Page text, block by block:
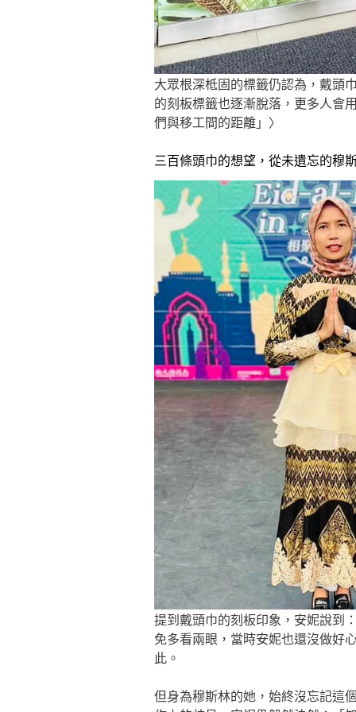
大眾根深柢固的標籤仍認為，戴頭
的刻板標籤也逐漸脫落，更多人會
們與移工間的距離」〉
三百條頭巾的想望，從未遺忘的穆
提到戴頭巾的刻板印象，安妮說到
免多看兩眼，當時安妮也還沒做好
此。
但身為穆斯林的她，始終沒忘記這